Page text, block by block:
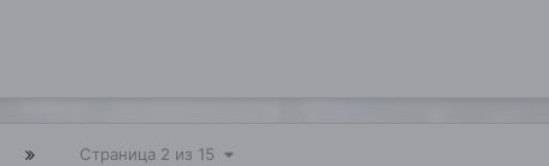
Страница 2 из 15